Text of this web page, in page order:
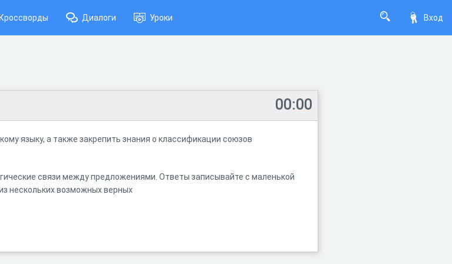
Вход
Кроссворды Диалоги Уроки
00:00
языку, а также закрепить знания о классификации союзов
связи между предложениями. Ответы записывайте с маленькой
нескольких возможных верных